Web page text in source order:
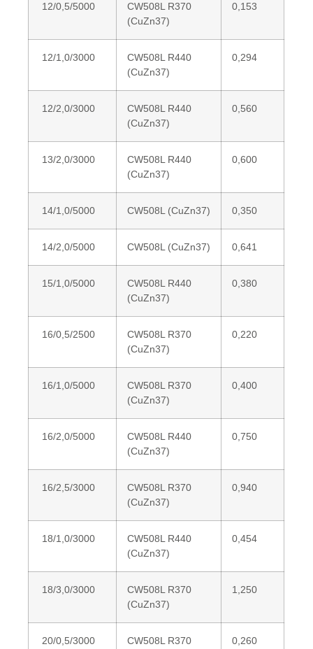
12/0,5/5000
CW508L R370
(CuZn37)
0,153
12/1,0/3000
CW508L R440
(CuZn37)
0,294
12/2,0/3000
CW508L R440
(CuZn37)
0,560
13/2,0/3000
CW508L R440
(CuZn37)
0,600
14/1,0/5000 CW508L (CuZn37) 0,350
14/2,0/5000 CW508L (CuZn37) 0,641
15/1,0/5000
CW508L R440
(CuZn37)
0,380
16/0,5/2500
CW508L R370
(CuZn37)
0,220
16/1,0/5000
CW508L R370
(CuZn37)
0,400
16/2,0/5000
CW508L R440
(CuZn37)
0,750
16/2,5/3000
CW508L R370
(CuZn37)
0,940
18/1,0/3000
CW508L R440
(CuZn37)
0,454
18/3,0/3000
CW508L R370
(CuZn37)
1,250
20/0,5/3000
CW508L R370
0,260